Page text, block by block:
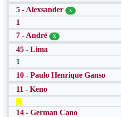
5 - Alexsander
X
1
7 - André
X
45 - Lima
1
10 - Paulo Henrique Ganso
11 - Keno
14 - German Cano